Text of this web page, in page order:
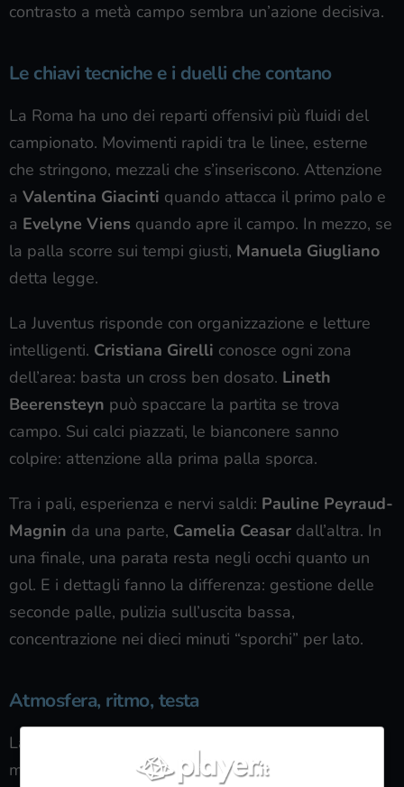
contrasto a metà campo sembra un’azione decisiva.
Le chiavi tecniche e i duelli che contano
La Roma ha uno dei reparti offensivi più fluidi del
campionato. Movimenti rapidi tra le linee, esterne
che stringono, mezzali che s’inseriscono. Attenzione
a Valentina Giacinti quando attacca il primo palo e
a Evelyne Viens quando apre il campo. In mezzo, se
la palla scorre sui tempi giusti, Manuela Giugliano
detta legge.
La Juventus risponde con organizzazione e letture
intelligenti. Cristiana Girelli conosce ogni zona
dell’area: basta un cross ben dosato. Lineth
Beerensteyn può spaccare la partita se trova
campo. Sui calci piazzati, le bianconere sanno
colpire: attenzione alla prima palla sporca.
Tra i pali, esperienza e nervi saldi: Pauline Peyraud-
Magnin da una parte, Camelia Ceasar dall’altra. In
una finale, una parata resta negli occhi quanto un
gol. E i dettagli fanno la differenza: gestione delle
seconde palle, pulizia sull’uscita bassa,
concentrazione nei dieci minuti “sporchi” per lato.
Atmosfera, ritmo, testa
La finale è anche testa. Chi regge il rumore del
momento, vince spesso la prima metà della